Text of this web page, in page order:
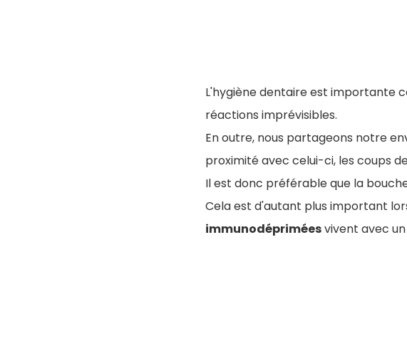
L'hygiène dentaire est importante
réactions imprévisibles.
En outre, nous partageons notre
proximité avec celui-ci, les coups
Il est donc préférable que la
Cela est d'autant plus important
immunodépriméesvivent avec